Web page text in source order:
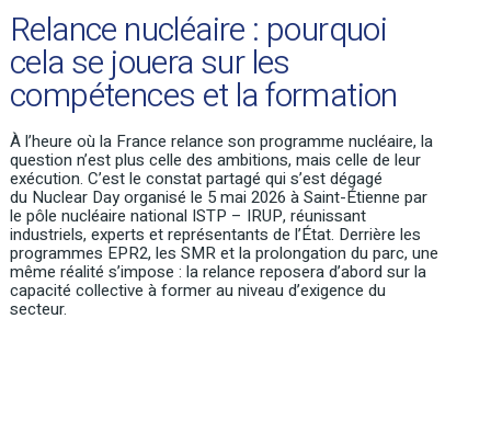
Relance nucléaire : pourquoi
cela se jouera sur les
compétences et la formation
À l’heure où la France relance son programme nucléaire, la
question n’est plus celle des ambitions, mais celle de leur
exécution. C’est le constat partagé qui s’est dégagé
du NuclearDay organisé le 5 mai 2026 à Saint-Étienne par
le pôle nucléaire national ISTP – IRUP, réunissant
industriels, experts et représentants de l’État. Derrière les
programmes EPR2, les SMR et la prolongation du parc, une
même réalité s’impose : la relance reposera d’abord sur la
capacité collective à former au niveau d’exigence du
secteur.